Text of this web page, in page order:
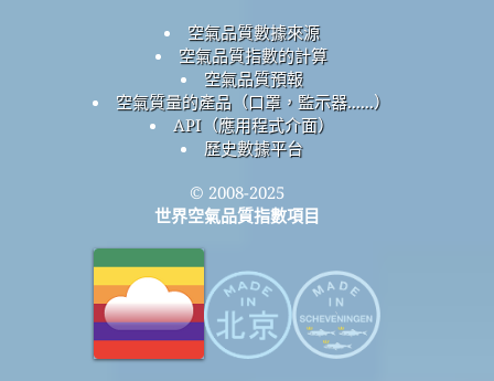
空氣品質數據來源
空氣品質指數的計算
空氣品質預報
空氣質量的產品（口罩，監示器......）
API（應用程式介面）
歷史數據平台
© 2008-2025
世界空氣品質指數項目